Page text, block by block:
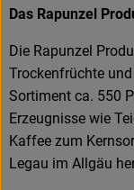
Das Rapunzel
Die Rapunzel
Trockenfrüchte
Sortiment ca. 550
Erzeugnisse wie
Kaffee zum
Legau im Allgäu